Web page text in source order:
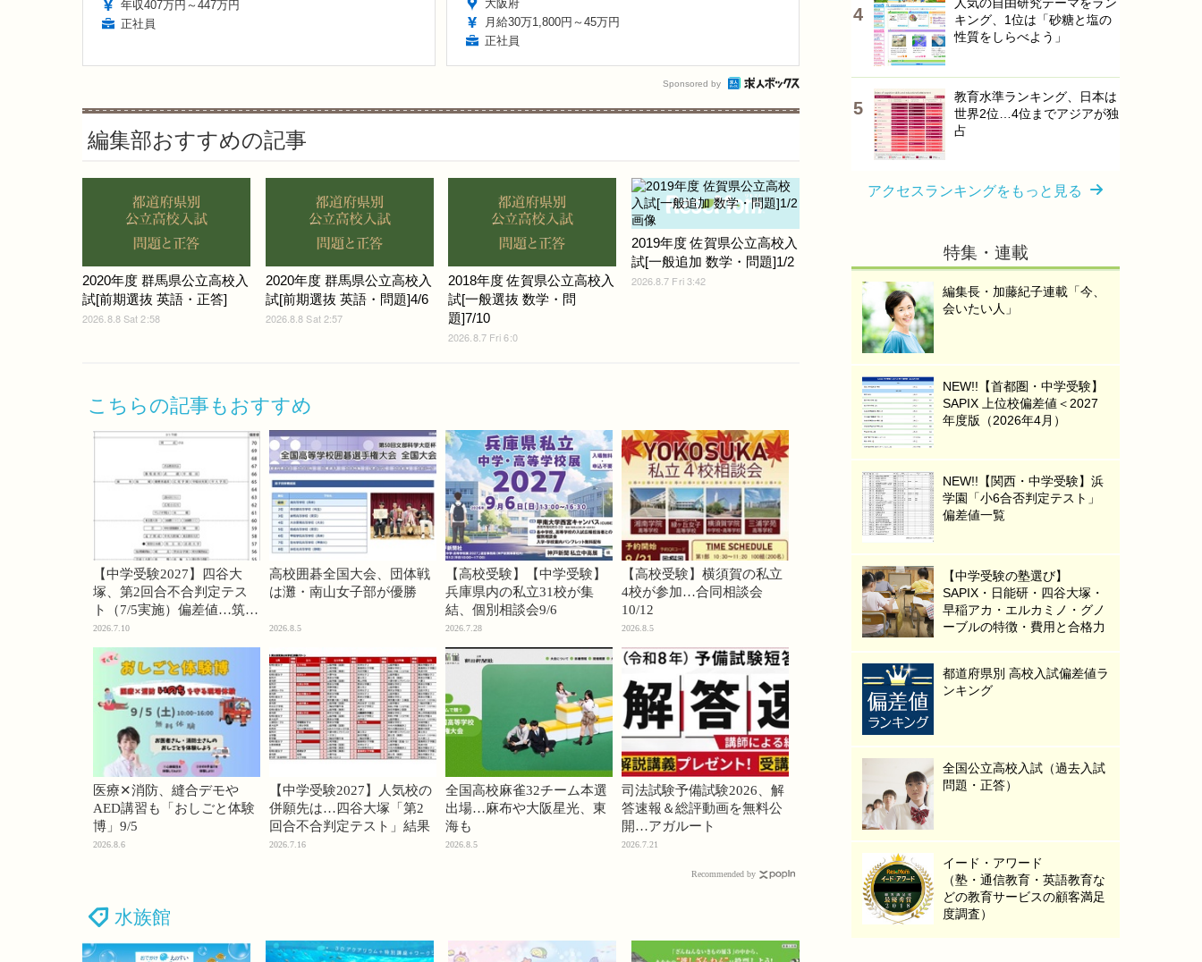
年収407万円～447万円
正社員
大阪府
月給30万1,800円～45万円
正社員
Sponsored by
編集部おすすめの記事
2020年度 群馬県公立高校入
試[前期選抜 英語・正答]
2026.8.8 Sat 2:58
2020年度 群馬県公立高校入
試[前期選抜 英語・問題]4/6
2026.8.8 Sat 2:57
2018年度 佐賀県公立高校入
試[一般選抜 数学・問
題]7/10
2026.8.7 Fri 6:0
2019年度 佐賀県公立高校入
試[一般追加 数学・問題]1/2
2026.8.7 Fri 3:42
こちらの記事もおすすめ
【中学受験2027】四谷大
塚、第2回合不合判定テス
ト（7/5実施）偏差値…筑駒
74・桜蔭70＜PR＞
2026.7.10
高校囲碁全国大会、団体戦
は灘・南山女子部が優勝
2026.8.5
【高校受験】【中学受験】
兵庫県内の私立31校が集
結、個別相談会9/6
2026.7.28
【高校受験】横須賀の私立
4校が参加…合同相談会
10/12
2026.8.5
医療✕消防、縫合デモや
AED講習も「おしごと体験
博」9/5
2026.8.6
【中学受験2027】人気校の
併願先は…四谷大塚「第2
回合不合判定テスト」結果
2026.7.16
全国高校麻雀32チーム本選
出場…麻布や大阪星光、東
海も
2026.8.5
司法試験予備試験2026、解
答速報＆総評動画を無料公
開…アガルート
2026.7.21
Recommended by
水族館
キング、1位は「砂糖と塩の
性質をしらべよう」
教育水準ランキング、日本は
世界2位…4位までアジアが独
占
アクセスランキングをもっと見る
特集・連載
編集長・加藤紀子連載「今、
会いたい人」
NEW!!【首都圏・中学受験】
SAPIX 上位校偏差値＜2027
年度版（2026年4月）
NEW!!【関西・中学受験】浜
学園「小6合否判定テスト」
偏差値一覧
【中学受験の塾選び】
SAPIX・日能研・四谷大塚・
早稲アカ・エルカミノ・グノ
ーブルの特徴・費用と合格力
都道府県別 高校入試偏差値ラ
ンキング
全国公立高校入試（過去入試
問題・正答）
イード・アワード
（塾・通信教育・英語教育な
どの教育サービスの顧客満足
度調査）